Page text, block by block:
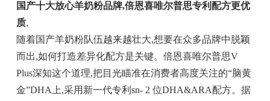
国产十大放心羊奶粉品牌,倍恩喜唯尔普思专利配方更优
质,
随着国产羊奶粉队伍越来越壮大,想要在众多品牌中脱颖
而出,如何打造差异化配方是关键。倍恩喜唯尔普思V
Plus深知这个道理,把目光瞄准在消费者高度关注的“脑黄
金”DHA上,采用新一代专利sn- 2 位DHA&ARA配方。据